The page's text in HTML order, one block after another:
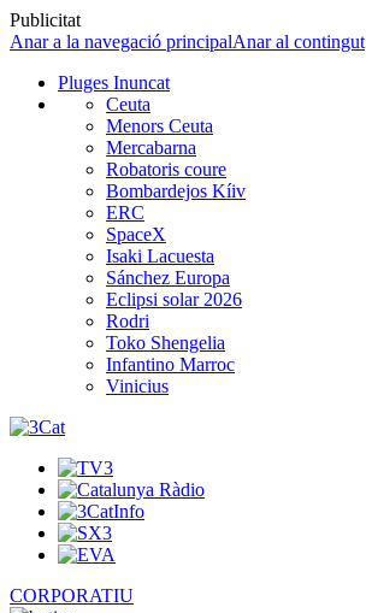
Publicitat
Anar a la navegació principalAnar al contingut
Pluges Inuncat
Ceuta
Menors Ceuta
Mercabarna
Robatoris coure
Bombardejos Kíiv
ERC
SpaceX
Isaki Lacuesta
Sánchez Europa
Eclipsi solar 2026
Rodri
Toko Shengelia
Infantino Marroc
Vinicius
CORPORATIU